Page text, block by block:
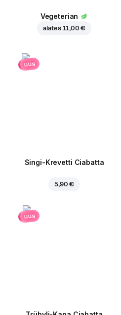
Vegeterian
alates 11,00 €
uus
Singi-Krevetti Ciabatta
5,90 €
uus